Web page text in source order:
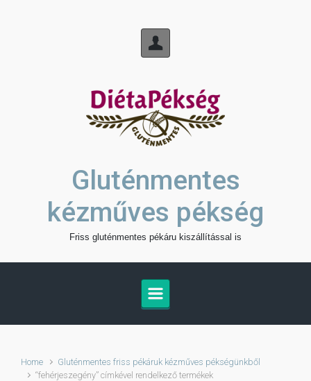
Gluténmentes
kézműves pékség
Friss gluténmentes pékáru kiszállítással is
Home
Gluténmentes friss pékáruk kézműves pékségünkből
“fehérjeszegény” címkével rendelkező termékek